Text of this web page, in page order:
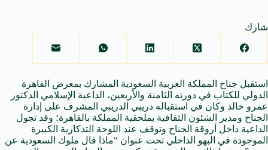
شارك
استقبل جناح المملكة العربية السعودية المشارك بمعرض القاهرة
الدولي للكتاب في دورته الثامنة والأربعين، الداعية الإسلامي الدكتور
عمرو خالد وكان في استقباله دريبي الدريبي المشرف على إدارة
الجناح ومدير الشئون الثقافية بملحقية المملكة بالقاهرة؛ وقد تجول
الداعية داخل أروقة الجناح وتوقف عند اللوحة التذكارية الكبيرة
الموجودة في البهو الداخلي تحت عنوان “ماذا قال ملوك السعودية عن